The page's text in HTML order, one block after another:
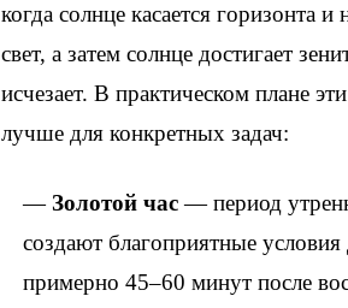
когда солнце касается горизонта и
свет, а затем солнце достигает
исчезает. В практическом плане
лучше для конкретных задач:
Золотой час— период
создают благоприятные
примерно 45–60 минут после